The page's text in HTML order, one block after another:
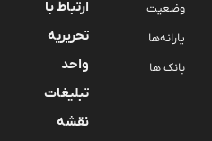
وضعیت
یارانه‌ها
بانک ها
ارتباط با
تحریریه
واحد
تبلیغات
نقشه